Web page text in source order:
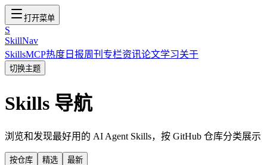
打开菜单
S
SkillNav
SkillsMCP热度 日报周刊 专栏资讯论文学习关于
切换主题
Skills 导航
浏览和发现最好用的 AI Agent Skills，按 GitHub 仓库分类展示
按仓库 精选 最新